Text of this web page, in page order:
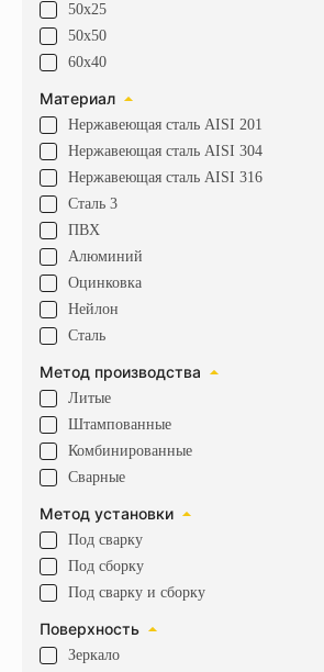
50х25
50х50
60х40
Материал
Нержавеющая сталь AISI 201
Нержавеющая сталь AISI 304
Нержавеющая сталь AISI 316
Сталь 3
ПВХ
Алюминий
Оцинковка
Нейлон
Сталь
Метод производства
Литые
Штампованные
Комбинированные
Сварные
Метод установки
Под сварку
Под сборку
Под сварку и сборку
Поверхность
Зеркало